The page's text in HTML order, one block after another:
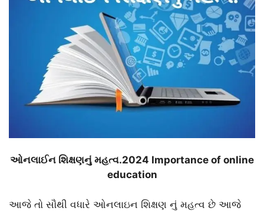
ઓનલાઈન શિક્ષણનું મહત્વ.2024 Importance of online
education
આજે તો સૌથી વધારે ઓનલાઇન શિક્ષણ નું મહત્વ છે આજે